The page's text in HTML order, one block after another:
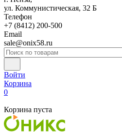
ул. Коммунистическая, 32 Б
Телефон
+7 (8412) 200-500
Email
sale@onix58.ru
Войти
Корзина
0
Корзина пуста